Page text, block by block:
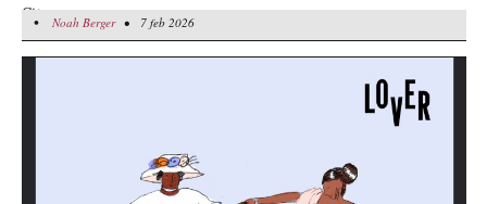
City
Noah Berger• 7 feb 2026
•Noah Berger• 7 feb 2026